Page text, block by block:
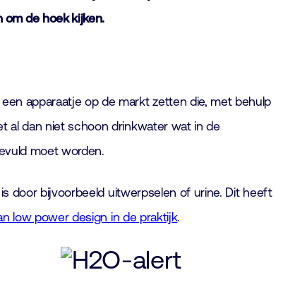
de hoek kijken.
apparaatje op de markt zetten die, met behulp
al dan niet schoon drinkwater wat in de
moet worden.
door bijvoorbeeld uitwerpselen of urine. Dit heeft
low power design in de praktijk.